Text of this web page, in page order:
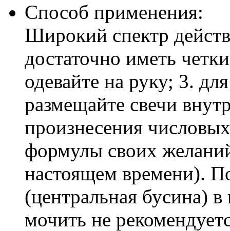
Способ применения:
Широкий спектр
достаточно иметь
одевайте на руку; 3.
размещайте свечи
произнесения
формулы своих
настоящем времени).
(центральная бусина)
мочить не